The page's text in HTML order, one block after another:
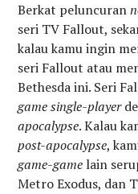
Berkat peluncuran
seri TV Fallout,
kalau kamu ingin
seri Fallout atau
Bethesda ini. Seri
game single-player
apocalypse. Kalau
post-apocalypse,
game-game lain
Metro Exodus, dan